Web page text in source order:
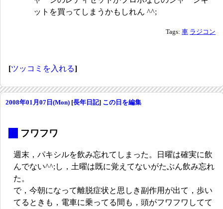
ットを買ってしまうかもしれん ^^;
Tags: 車 ラジコン
[ツッコミを入れる]
2008年01月07日(Mon) [長年日記] この日を編集
フワフワ
週末，パキシルを飲み忘れてしまった。日曜は確実に飲
んでない^^;し，土曜は既に覚えてないがたぶん飲み忘れ
た。
で，今朝になって離脱症状と思しき副作用が出て，歩い
てるときも，電車に乗ってる間も，頭がフワフワしてて